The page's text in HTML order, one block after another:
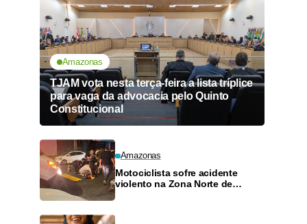
Amazonas
TJAM vota nesta terça-feira a lista tríplice
para vaga da advocacia pelo Quinto
Constitucional
Amazonas
Motociclista sofre acidente
violento na Zona Norte de